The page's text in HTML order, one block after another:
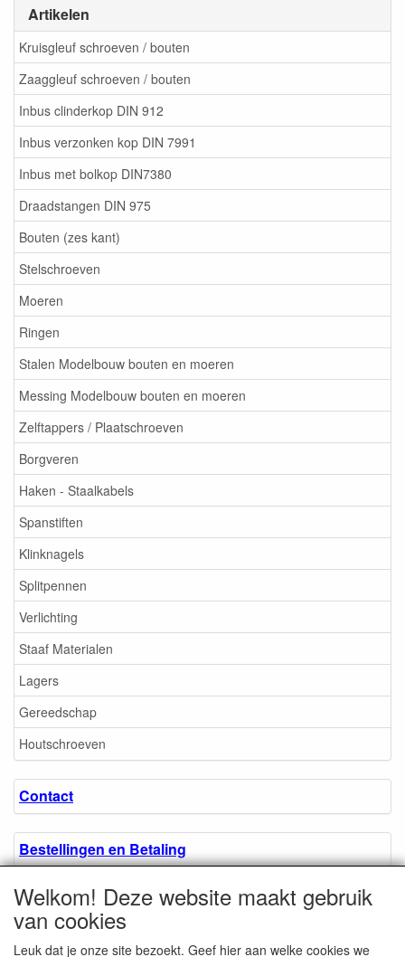
Artikelen
Kruisgleuf schroeven / bouten
Zaaggleuf schroeven / bouten
Inbus clinderkop DIN 912
Inbus verzonken kop DIN 7991
Inbus met bolkop DIN7380
Draadstangen DIN 975
Bouten (zes kant)
Stelschroeven
Moeren
Ringen
Stalen Modelbouw bouten en moeren
Messing Modelbouw bouten en moeren
Zelftappers / Plaatschroeven
Borgveren
Haken - Staalkabels
Spanstiften
Klinknagels
Splitpennen
Verlichting
Staaf Materialen
Lagers
Gereedschap
Houtschroeven
Contact
Bestellingen en Betaling
Algemene voorwaarden
Welkom! Deze website maakt gebruik
van cookies
Leuk dat je onze site bezoekt. Geef hier aan welke cookies we